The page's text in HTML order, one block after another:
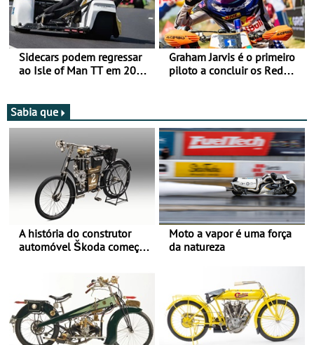
Sidecars podem regressar
ao Isle of Man TT em 2027
Graham Jarvis é o primeiro
piloto a concluir os Red
Sabia que
A história do construtor
automóvel Škoda começou
Moto a vapor é uma força
da natureza